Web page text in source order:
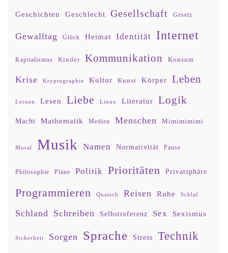
Geschichten Geschlecht Gesellschaft Gesetz
Gewalltag Glück Heimat Identität Internet
Kapitalismus Kinder Kommunikation Konsum
Krise Kryptographie Kultur Kunst Körper Leben
Lernen Lesen Liebe Linux Literatur Logik
Macht Mathematik Medien Menschen Mimimimimi
Moral Musik Namen Normativität Pause
Philosophie Pläne Politik Prioritäten Privatsphäre
Programmieren Quatsch Reisen Ruhe Schlaf
Schland Schreiben Selbstreferenz Sex Sexismus
Sicherheit Sorgen Sprache Stress Technik